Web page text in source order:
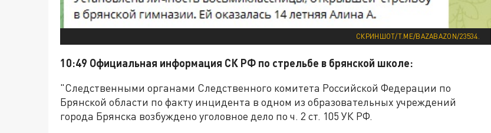
СКРИНШОТ/T.ME/BAZABAZON/23534.
10:49 Официальная информация СК РФ по стрельбе в брянской школе:
"Следственными органами Следственного комитета Российской Федерации по
Брянской области по факту инцидента в одном из образовательных учреждений
города Брянска возбуждено уголовное дело по ч. 2 ст. 105 УК РФ.